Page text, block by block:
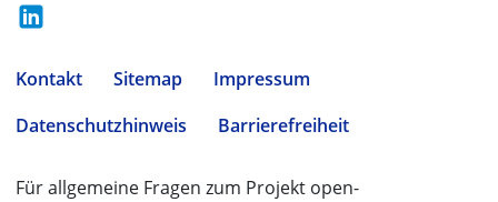
Kontakt Sitemap
Impressum
Datenschutzhinweis
Barrierefreiheit
Für allgemeine Fragen zum Projekt open-